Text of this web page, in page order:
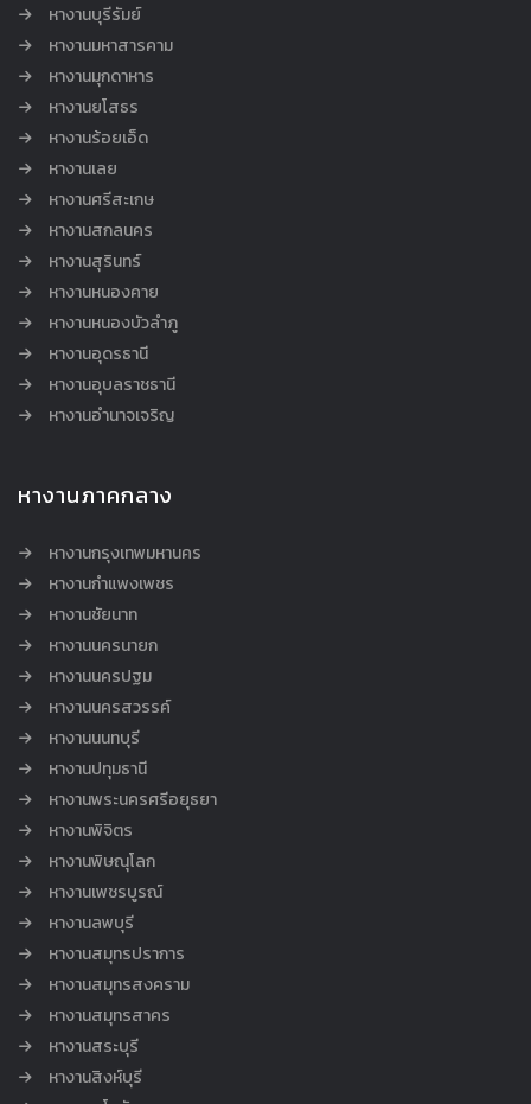
หางานบุรีรัมย์
หางานมหาสารคาม
หางานมุกดาหาร
หางานยโสธร
หางานร้อยเอ็ด
หางานเลย
หางานศรีสะเกษ
หางานสกลนคร
หางานสุรินทร์
หางานหนองคาย
หางานหนองบัวลำภู
หางานอุดรธานี
หางานอุบลราชธานี
หางานอำนาจเจริญ
หางานภาคกลาง
หางานกรุงเทพมหานคร
หางานกำแพงเพชร
หางานชัยนาท
หางานนครนายก
หางานนครปฐม
หางานนครสวรรค์
หางานนนทบุรี
หางานปทุมธานี
หางานพระนครศรีอยุธยา
หางานพิจิตร
หางานพิษณุโลก
หางานเพชรบูรณ์
หางานลพบุรี
หางานสมุทรปราการ
หางานสมุทรสงคราม
หางานสมุทรสาคร
หางานสระบุรี
หางานสิงห์บุรี